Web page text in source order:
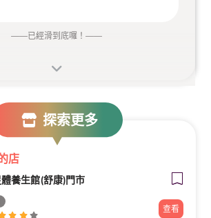
——已經滑到底囉！ ——
探索更多
店
養生館(舒康)門市
查看